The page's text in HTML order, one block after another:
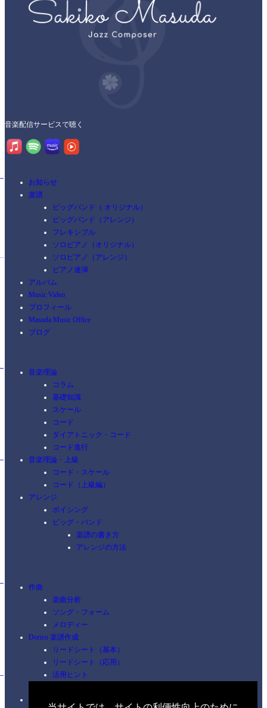
音楽配信サービスで聴く
お知らせ
楽譜
ビッグバンド（ オリジナル）
ビッグバンド（アレンジ）
フレキシブル
ソロピアノ（オリジナル）
ソロピアノ（アレンジ）
ピアノ連弾
アルバム
Music Video
プロフィール
Masuda Music Office
ブログ
音楽理論
コラム
基礎知識
スケール
コード
ダイアトニック・コード
コード進行
音楽理論・上級
コード・スケール
コード（上級編）
アレンジ
ボイシング
ビッグ・バンド
楽譜の書き方
アレンジの方法
作曲
楽曲分析
ソング・フォーム
メロディー
Dorico 楽譜作成
リードシート（基本）
リードシート（応用）
活用ヒント